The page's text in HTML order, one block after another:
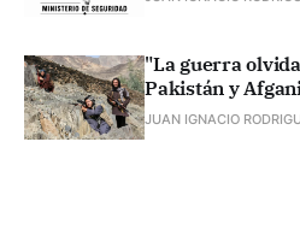
"La guerra
Pakistán y
JUAN IGNACIO